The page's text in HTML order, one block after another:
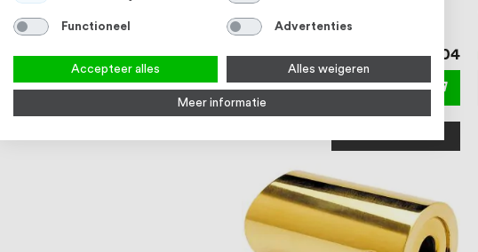
messing
3-5 werkdagen € 14,04
Bekijk product
Functioneel Advertenties
Accepteer alles Alles weigeren
Meer informatie